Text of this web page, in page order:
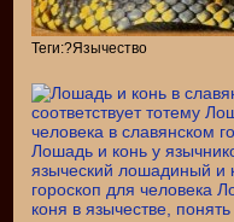
Теги:?Язычество